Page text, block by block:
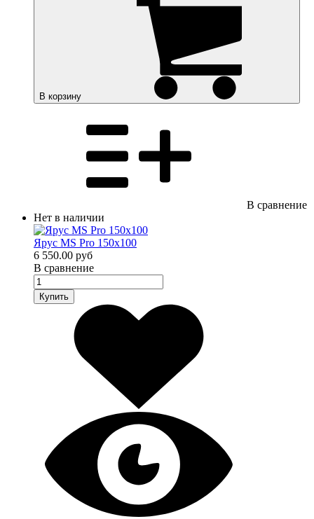
В корзину
В сравнение
Нет в наличии
Ярус MS Pro 150х100
6 550.00 руб
В сравнение
Купить